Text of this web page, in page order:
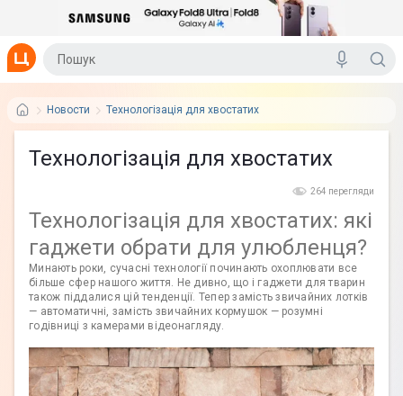
Новости Технологізація для хвостатих
Технологізація для хвостатих
264 перегляди
Технологізація для хвостатих: які
гаджети обрати для улюбленця?
Минають роки, сучасні технології починають охоплювати все
більше сфер нашого життя. Не дивно, що і гаджети для тварин
також піддалися цій тенденції. Тепер замість звичайних лотків
— автоматичні, замість звичайних кормушок — розумні
годівниці з камерами відеонагляду.